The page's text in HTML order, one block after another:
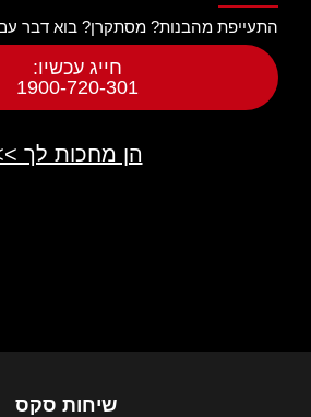
התעייפת מהבנות? מסתקרן? בוא דבר
חייג עכשיו:
1900-720-301
הן מחכות לך
שיחות סקס